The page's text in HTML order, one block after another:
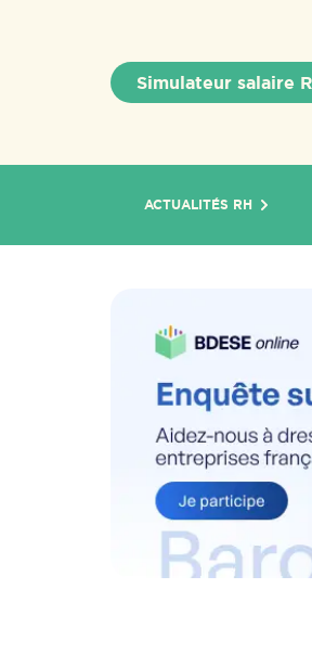
Simulateur salaire
ACTUALITÉS RH